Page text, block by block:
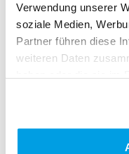
Verwendung unserer
soziale Medien,
Partner führen diese
weiteren Daten